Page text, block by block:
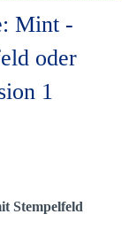
Stempelfeld